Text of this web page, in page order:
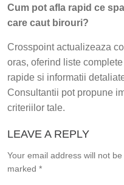
Cum pot afla rapid ce
care caut birouri?
Crosspoint actualizeaza
oras, oferind liste
rapide si informatii
Consultantii pot propune
criteriilor tale.
LEAVE A REPLY
Your email address will not
marked *